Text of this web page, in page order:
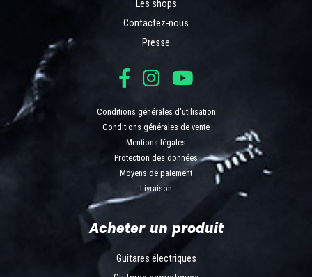
Les shops
Contactez-nous
Presse
Conditions générales d'utilisation
Conditions générales de vente
Mentions légales
Protection des données
Moyens de paiement
Livraison
Acheter un produit
Guitares électriques